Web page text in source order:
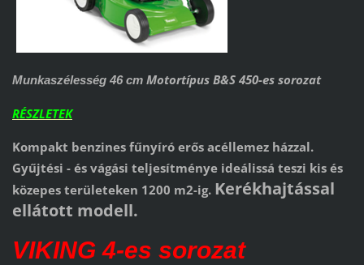
Munkaszélesség 46 cm Motortípus B&S 450-es sorozat
RÉSZLETEK
Kompakt benzines fűnyíró erős acéllemez házzal.
Gyűjtési - és vágási teljesítménye ideálissá teszi kis és
közepes területeken 1200 m2-ig. Kerékhajtással
ellátott modell.
VIKING 4-es sorozat